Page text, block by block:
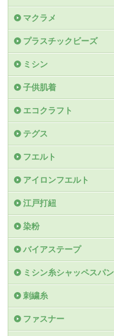
マクラメ
プラスチックビーズ
ミシン
子供肌着
エコクラフト
テグス
フエルト
アイロンフエルト
江戸打紐
染粉
バイアステープ
ミシン糸シャッペスパン
刺繍糸
ファスナー